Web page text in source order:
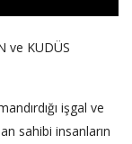
ve KUDÜS
işgal ve
sahibi insanların